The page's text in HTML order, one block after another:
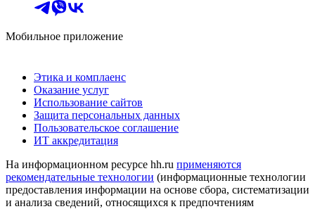
Мобильное приложение
Этика и комплаенс
Оказание услуг
Использование сайтов
Защита персональных данных
Пользовательское соглашение
ИТ аккредитация
На информационном ресурсе hh.ru применяются
рекомендательные технологии (информационные технологии
предоставления информации на основе сбора, систематизации
и анализа сведений, относящихся к предпочтениям